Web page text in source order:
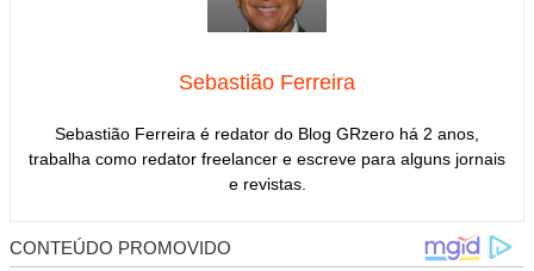
Sebastião Ferreira
Sebastião Ferreira é redator do Blog GRzero há 2 anos,
trabalha como redator freelancer e escreve para alguns jornais
e revistas.